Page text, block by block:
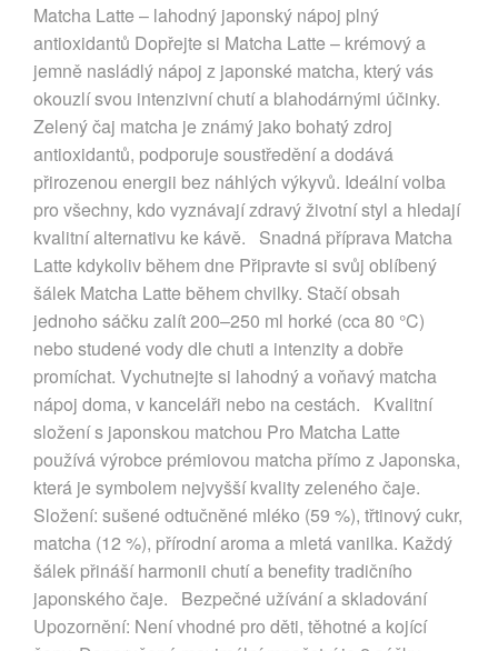
Matcha Latte – lahodný japonský nápoj plný
antioxidantů Dopřejte si Matcha Latte – krémový a
jemně nasládlý nápoj z japonské matcha, který vás
okouzlí svou intenzivní chutí a blahodárnými účinky.
Zelený čaj matcha je známý jako bohatý zdroj
antioxidantů, podporuje soustředění a dodává
přirozenou energii bez náhlých výkyvů. Ideální volba
pro všechny, kdo vyznávají zdravý životní styl a hledají
kvalitní alternativu ke kávě. Snadná příprava Matcha
Latte kdykoliv během dne Připravte si svůj oblíbený
šálek Matcha Latte během chvilky. Stačí obsah
jednoho sáčku zalít 200–250 ml horké (cca 80 °C)
nebo studené vody dle chuti a intenzity a dobře
promíchat. Vychutnejte si lahodný a voňavý matcha
nápoj doma, v kanceláři nebo na cestách. Kvalitní
složení s japonskou matchou Pro Matcha Latte
používá výrobce prémiovou matcha přímo z Japonska,
která je symbolem nejvyšší kvality zeleného čaje.
Složení: sušené odtučněné mléko (59 %), třtinový cukr,
matcha (12 %), přírodní aroma a mletá vanilka. Každý
šálek přináší harmonii chutí a benefity tradičního
japonského čaje. Bezpečné užívání a skladování
Upozornění: Není vhodné pro děti, těhotné a kojící